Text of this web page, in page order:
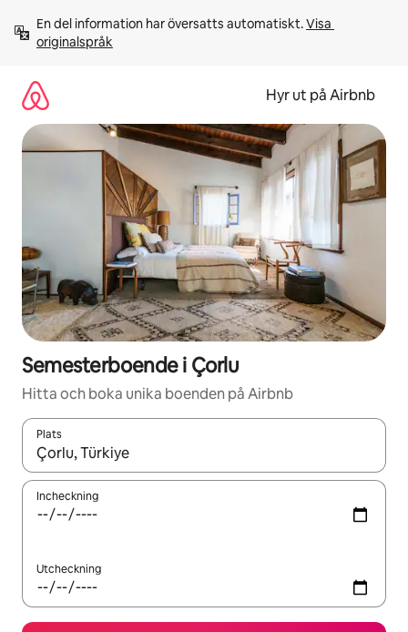
innehåll
En del information har översatts automatiskt. Visa
originalspråk
Hyr ut på Airbnb
Semesterboende i Çorlu
Hitta och boka unika boenden på Airbnb
Plats
När resultaten är tillgängliga kan du navigera med upp- och
Incheckning
Utcheckning